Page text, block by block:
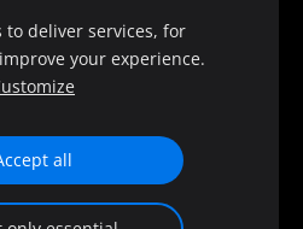
KÜPSISED
to deliver services, for
your experience.
all